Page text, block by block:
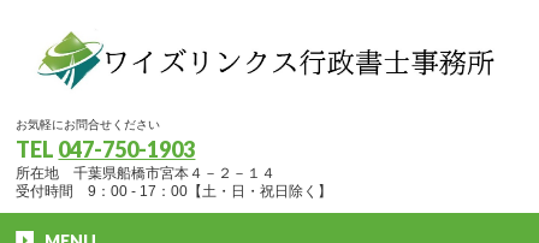
お気軽にお問合せください
TEL 047-750-1903
所在地 千葉県船橋市宮本４－２－１４
受付時間 9：00 - 17：00【土・日・祝日除く】